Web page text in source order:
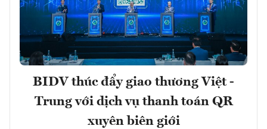
BIDV thúc đẩy giao thương Việt -
Trung với dịch vụ thanh toán QR
xuyên biên giới